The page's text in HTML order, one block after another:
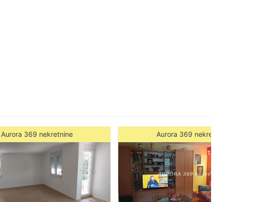
Aurora 369 nekretnine Aurora 369 nekretnine